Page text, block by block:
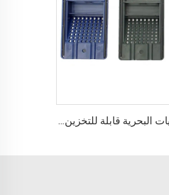
قطع غيار نظام تهوية الحاويات البحرية قابلة للتخزين من النوع S غطاء حاوية الهواء فتحات تهوية ABS إكسسوارات